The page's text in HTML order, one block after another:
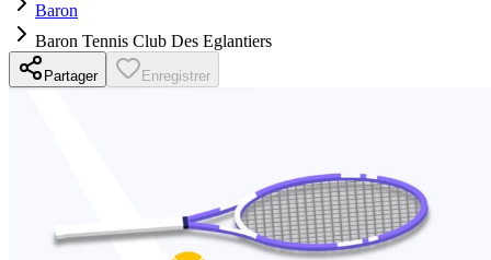
Baron
Baron Tennis Club Des Eglantiers
Partager Enregistrer